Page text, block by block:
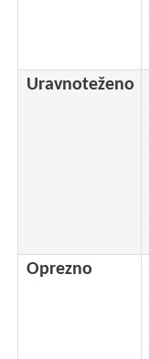
Uravnoteženo
Oprezno